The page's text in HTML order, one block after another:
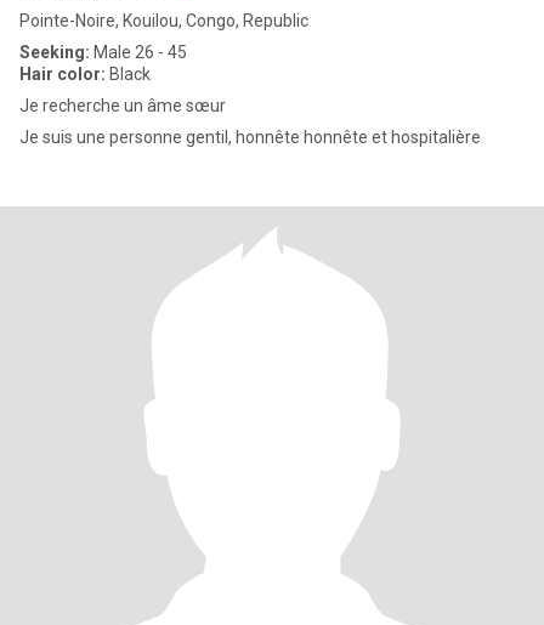
Pointe-Noire, Kouilou, Congo, Republic
Seeking: Male 26 - 45
Hair color: Black
Je recherche un âme sœur
Je suis une personne gentil, honnête honnête et hospitalière